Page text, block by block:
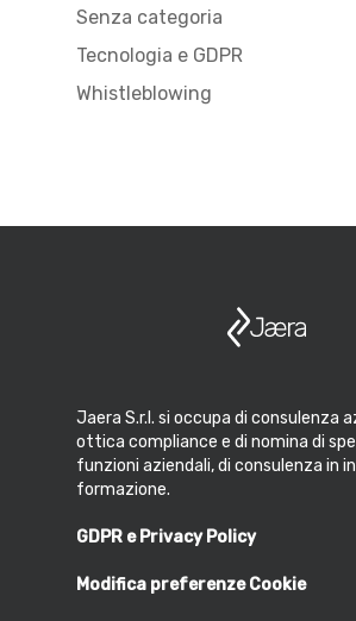
Senza categoria
Tecnologia e GDPR
Whistleblowing
Jaera S.r.l. si occupa di consulenza
ottica compliance e di nomina di
funzioni aziendali, di consulenza in
formazione.
GDPR e Privacy Policy
Modifica preferenze Cookie